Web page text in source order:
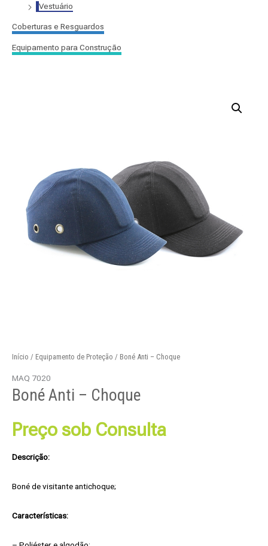
Vestuário
Coberturas e Resguardos
Equipamento para Construção
Início / Equipamento de Proteção / Boné Anti – Choque
MAQ 7020
Boné Anti – Choque
Preço sob Consulta
Descrição:
Boné de visitante antichoque;
Características: